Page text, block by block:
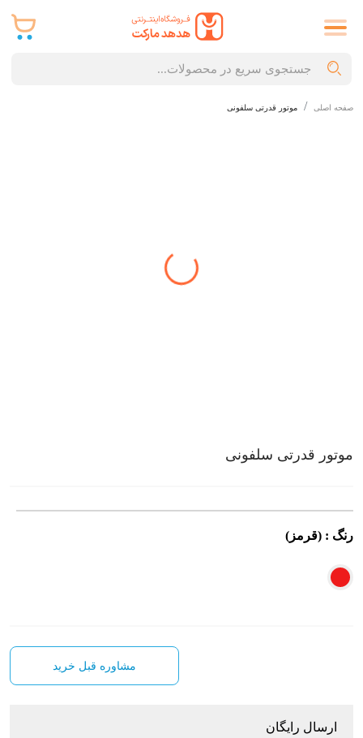
صفحه اصلی موتور قدرتی سلفونی
موتور قدرتی سلفونی
رنگ : (قرمز )
مشاوره قبل خرید
ارسال رایگان